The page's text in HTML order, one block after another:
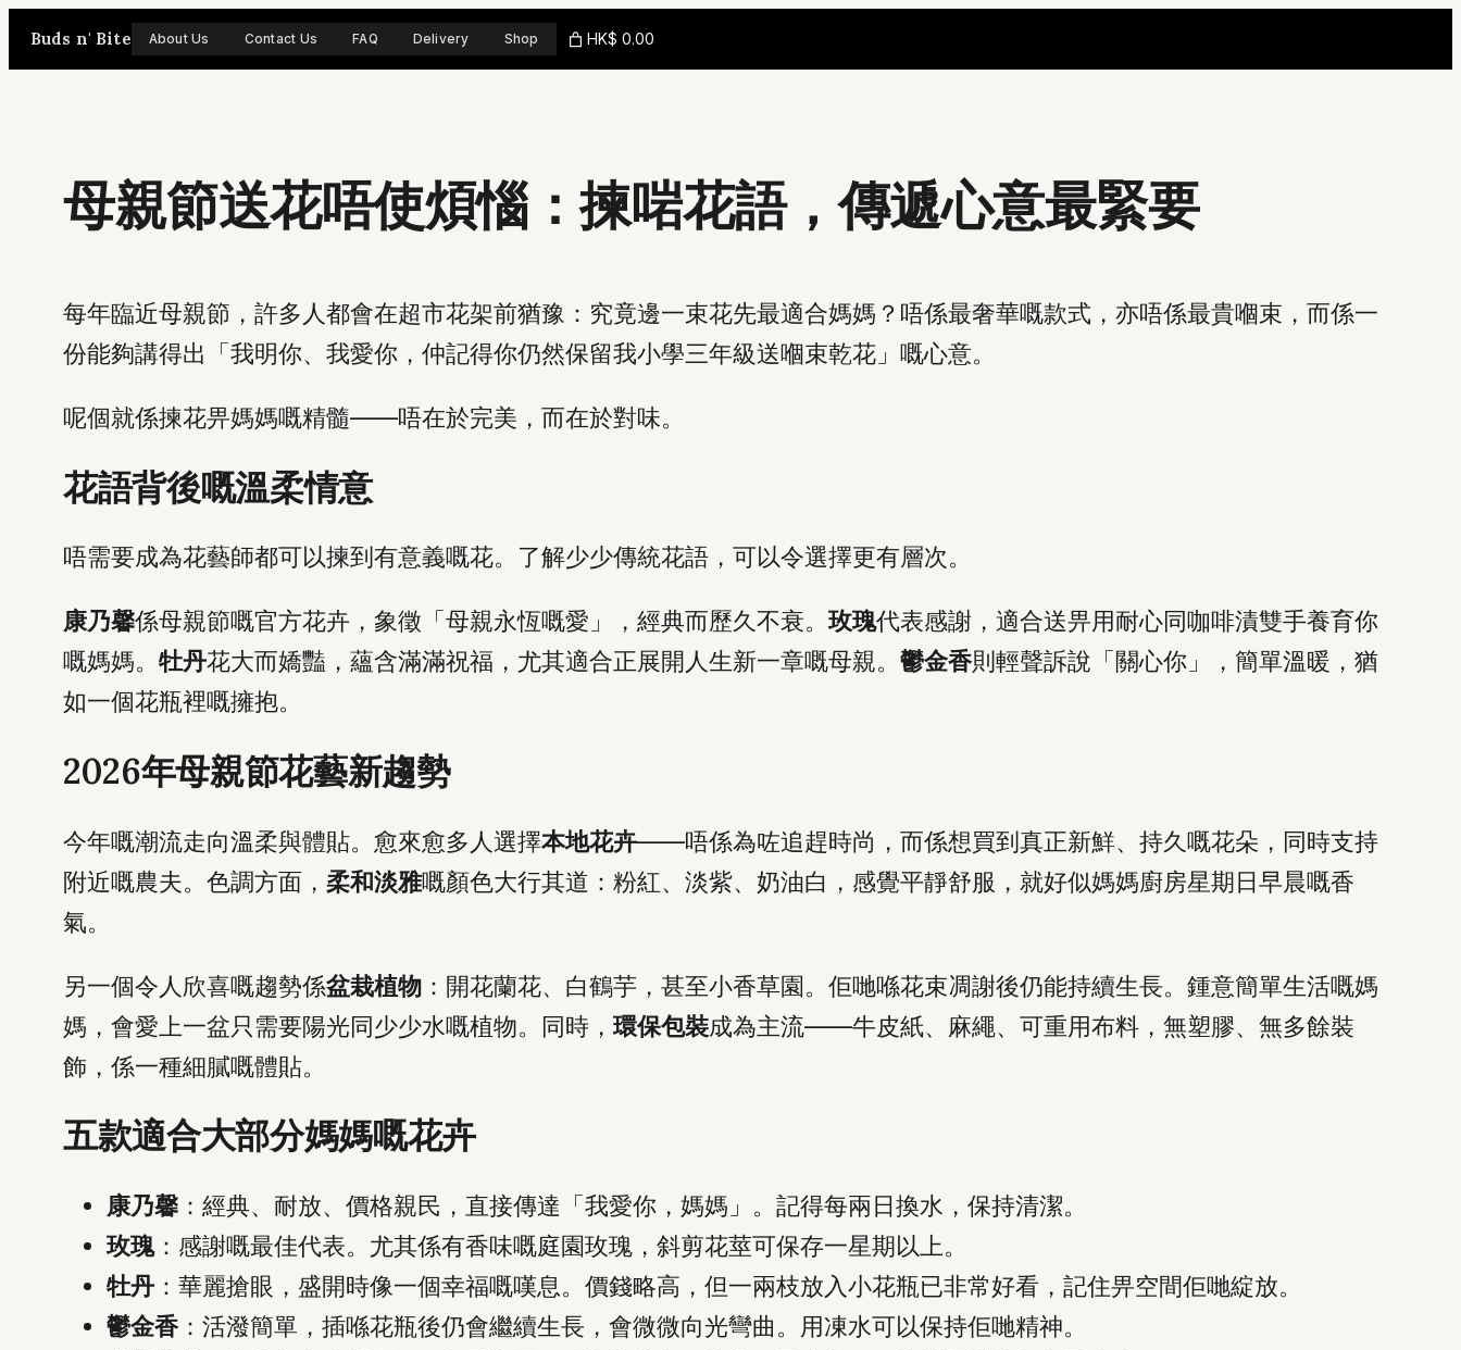
Buds n' Bite About Us Contact Us FAQ Delivery Shop HK$ 0.00
母親節送花唔使煩惱：揀啱花語，傳遞心意最緊要
每年臨近母親節，許多人都會在超市花架前猶豫：究竟邊一束花先最適合媽媽？唔係最奢華嘅款式，亦唔係最貴嗰束，而係一
份能夠講得出「我明你、我愛你，仲記得你仍然保留我小學三年級送嗰束乾花」嘅心意。
呢個就係揀花畀媽媽嘅精髓——唔在於完美，而在於對味。
花語背後嘅溫柔情意
唔需要成為花藝師都可以揀到有意義嘅花。了解少少傳統花語，可以令選擇更有層次。
康乃馨係母親節嘅官方花卉，象徵「母親永恆嘅愛」，經典而歷久不衰。玫瑰代表感謝，適合送畀用耐心同咖啡漬雙手養育你
嘅媽媽。 牡丹花大而嬌豔，蘊含滿滿祝福，尤其適合正展開人生新一章嘅母親。 鬱金香則輕聲訴說「關心你」，簡單溫暖，猶
如一個花瓶裡嘅擁抱。
2026年母親節花藝新趨勢
今年嘅潮流走向溫柔與體貼。愈來愈多人選擇本地花卉——唔係為咗追趕時尚，而係想買到真正新鮮、持久嘅花朵，同時支持
附近嘅農夫。色調方面， 柔和淡雅嘅顏色大行其道：粉紅、淡紫、奶油白，感覺平靜舒服，就好似媽媽廚房星期日早晨嘅香
氣。
另一個令人欣喜嘅趨勢係盆栽植物 ：開花蘭花、白鶴芋，甚至小香草園。佢哋喺花束凋謝後仍能持續生長。鍾意簡單生活嘅媽
媽，會愛上一盆只需要陽光同少少水嘅植物。同時，環保包裝成為主流——牛皮紙、麻繩、可重用布料，無塑膠、無多餘裝
飾，係一種細膩嘅體貼。
五款適合大部分媽媽嘅花卉
康乃馨 ：經典、耐放、價格親民，直接傳達「我愛你，媽媽」。記得每兩日換水，保持清潔。
玫瑰：感謝嘅最佳代表。尤其係有香味嘅庭園玫瑰，斜剪花莖可保存一星期以上。
牡丹 ：華麗搶眼，盛開時像一個幸福嘅嘆息。價錢略高，但一兩枝放入小花瓶已非常好看，記住畀空間佢哋綻放。
鬱金香：活潑簡單，插喺花瓶後仍會繼續生長，會微微向光彎曲。用凍水可以保持佢哋精神。